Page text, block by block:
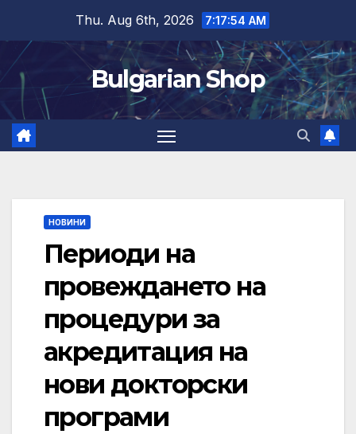
content
Thu. Aug 6th, 2026 7:17:54 AM
Bulgarian Shop
НОВИНИ
Периоди на
провеждането на
процедури за
акредитация на
нови докторски
програми